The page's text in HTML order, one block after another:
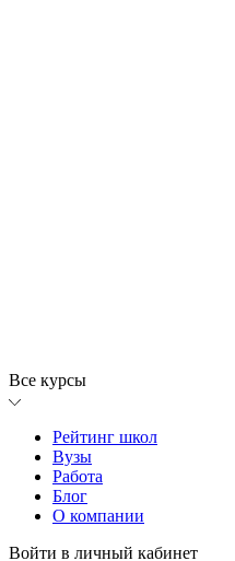
Все курсы
Рейтинг школ
Вузы
Работа
Блог
О компании
Войти в личный кабинет